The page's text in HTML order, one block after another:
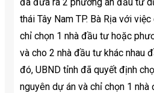
đã đưa ra 2 phương án đầu tư
thái Tây Nam TP. Bà Rịa với
chỉ chọn 1 nhà đầu tư hoặc
và cho 2 nhà đầu tư khác nhau
đó, UBND tỉnh đã quyết định
nguyên dự án và chỉ chọn 1